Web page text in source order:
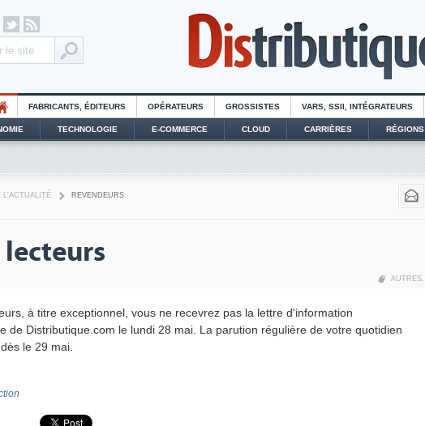
FABRICANTS, ÉDITEURS OPÉRATEURS GROSSISTES VARS, SSII, INTÉGRATEURS
TECHNOLOGIE E-COMMERCE CLOUD CARRIÈRES RÉGIONS
L'ACTUALITÉ REVENDEURS
lecteurs
AUTRES,
à titre exceptionnel, vous ne recevrez pas la lettre d'information
de Distributique.com le lundi 28 mai. La parution régulière de votre quotidien
le 29 mai.